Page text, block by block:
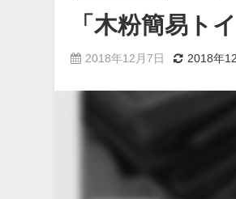
「木粉簡易ト
2018年12月7日 2018年